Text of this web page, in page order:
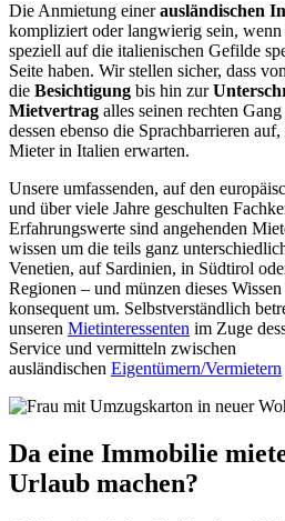
Die Anmietung einerausländischen
kompliziert oder langwierig sein, wenn
speziell auf die italienischen Gefilde
Seite haben. Wir stellen sicher, dass
die Besichtigung bis hin zur
Mietvertrag alles seinen rechten
dessen ebenso die Sprachbarrieren
Mieter in Italien erwarten.
Unsere umfassenden, auf den
und über viele Jahre geschulten
Erfahrungswerte sind angehenden
wissen um die teils ganz
Venetien, auf Sardinien, in Südtirol
Regionen – und münzen dieses
konsequent um. Selbstverständlich
unseren Mietinteressenten im Zuge
Service und vermitteln zwischen
ausländischen Eigentümern/Vermietern
Da eine Immobilie
Urlaub machen?